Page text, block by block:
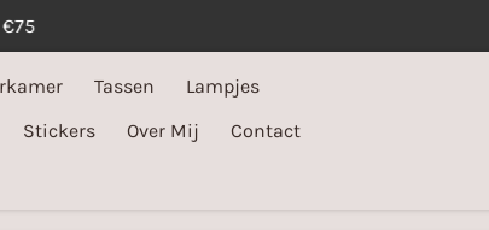
Tassen
Lampjes
Stickers Over Mij
Contact